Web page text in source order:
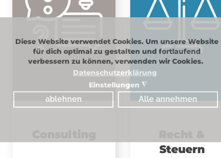
Diese Website verwendet Cookies. Um unsere Website
für dich optimal zu gestalten und fortlaufend
verbessern zu können, verwenden wir Cookies.
Datenschutzerklärung
Einstellungen ◮
ablehnen Alle annehmen
Steuern